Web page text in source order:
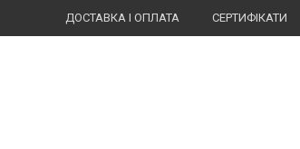
ДОСТАВКА І ОПЛАТА СЕРТИФІКАТИ